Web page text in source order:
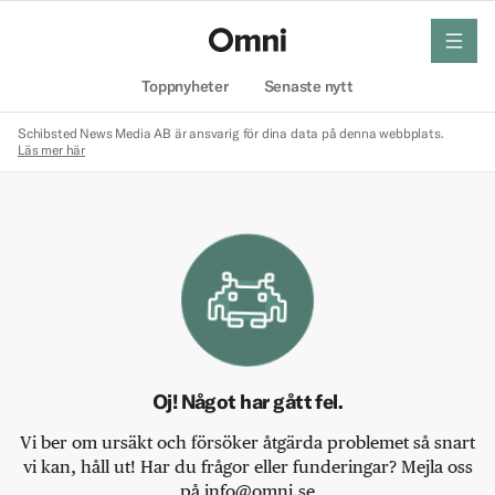
Toppnyheter Senaste nytt
meny
Schibsted News Media AB är ansvarig för dina data på denna webbplats.
Läs mer här
Oj! Något har gått fel.
Vi ber om ursäkt och försöker åtgärda problemet så snart
vi kan, håll ut! Har du frågor eller funderingar? Mejla oss